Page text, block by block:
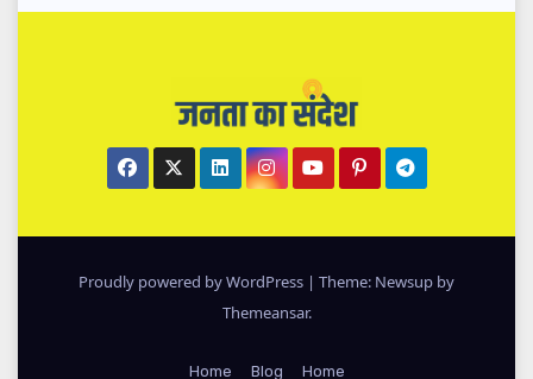
Proudly powered by WordPress | Theme: Newsup by
Themeansar.
Home Blog Home